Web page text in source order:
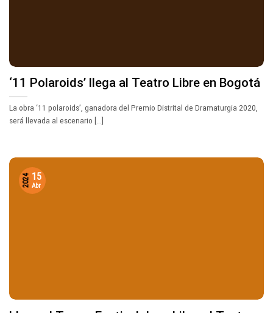
‘11 Polaroids’ llega al Teatro Libre en Bogotá
La obra ‘11 polaroids’, ganadora del Premio Distrital de Dramaturgia 2020,
será llevada al escenario [...]
15
Abr
2024